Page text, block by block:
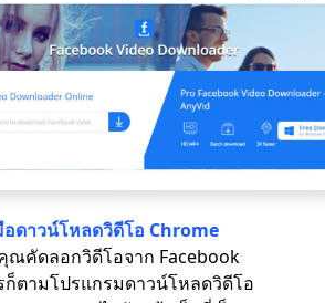
อดาวน์โหลดวิดีโอ Chrome
ณคัดลอกวิดีโอจาก Facebook
ก็ตามโปรแกรมดาวน์โหลดวิดีโอ